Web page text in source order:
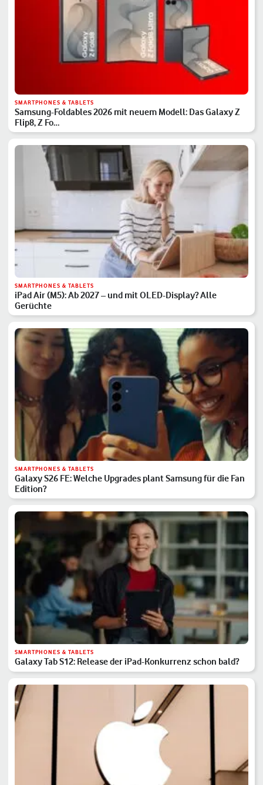
SMARTPHONES & TABLETS
Samsung-Foldables 2026 mit neuem Modell: Das Galaxy Z
Flip8, Z Fo…
SMARTPHONES & TABLETS
iPad Air (M5): Ab 2027 – und mit OLED-Display? Alle
Gerüchte
SMARTPHONES & TABLETS
Galaxy S26 FE: Welche Upgrades plant Samsung für die Fan
Edition?
SMARTPHONES & TABLETS
Galaxy Tab S12: Release der iPad-Konkurrenz schon bald?